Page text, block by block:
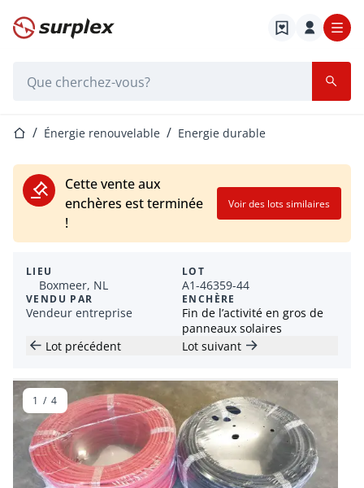
Page d'accueil
Page d'accueil
Énergie renouvelable Energie durable
Cette vente aux
enchères est terminée
!
Voir des lots similaires
LIEU
Boxmeer, NL
VENDU PAR
Vendeur entreprise
LOT
A1-46359-44
ENCHÈRE
Fin de l’activité en gros de
panneaux solaires
Lot précédent
Lot suivant
1 / 4